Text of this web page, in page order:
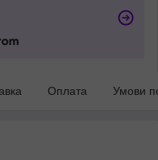
Оплата Умови